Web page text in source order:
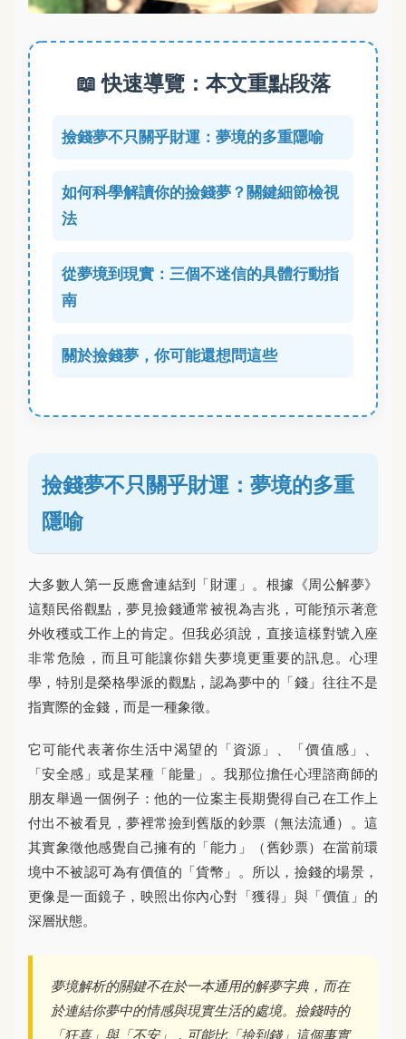
📖 快速導覽：本文重點段落
撿錢夢不只關乎財運：夢境的多重隱喻
如何科學解讀你的撿錢夢？關鍵細節檢視
法
從夢境到現實：三個不迷信的具體行動指
南
關於撿錢夢，你可能還想問這些
撿錢夢不只關乎財運：夢境的多重
隱喻
大多數人第一反應會連結到「財運」。根據《周公解夢》
這類民俗觀點，夢見撿錢通常被視為吉兆，可能預示著意
外收穫或工作上的肯定。但我必須說，直接這樣對號入座
非常危險，而且可能讓你錯失夢境更重要的訊息。心理
學，特別是榮格學派的觀點，認為夢中的「錢」往往不是
指實際的金錢，而是一種象徵。
它可能代表著你生活中渴望的「資源」、「價值感」、
「安全感」或是某種「能量」。我那位擔任心理諮商師的
朋友舉過一個例子：他的一位案主長期覺得自己在工作上
付出不被看見，夢裡常撿到舊版的鈔票（無法流通）。這
其實象徵他感覺自己擁有的「能力」（舊鈔票）在當前環
境中不被認可為有價值的「貨幣」。所以，撿錢的場景，
更像是一面鏡子，映照出你內心對「獲得」與「價值」的
深層狀態。
夢境解析的關鍵不在於一本通用的解夢字典，而在
於連結你夢中的情感與現實生活的處境。撿錢時的
「狂喜」與「不安」，可能比「撿到錢」這個事實